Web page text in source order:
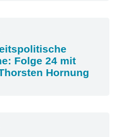
Folge 24 mit
Hornung